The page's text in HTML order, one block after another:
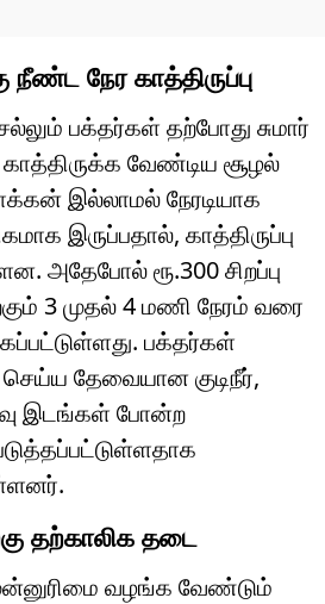
நீண்ட நேர காத்திருப்பு
பக்தர்கள் தற்போது சுமார்
வேண்டிய சூழல்
இல்லாமல் நேரடியாக
இருப்பதால், காத்திருப்பு
அதேபோல் ரூ.300 சிறப்பு
3 முதல் 4 மணி நேரம் வரை
பக்தர்கள்
செய்ய தேவையான குடிநீர்,
இடங்கள் போன்ற
தற்காலிக தடை
வழங்க வேண்டும்